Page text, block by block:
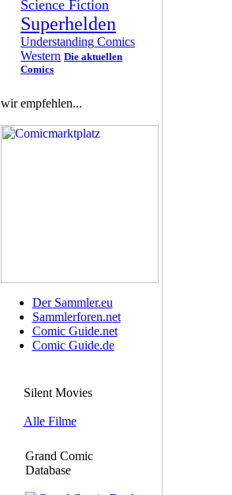
Science Fiction
Superhelden
Understanding Comics
Western Die aktuellen
Comics
wir empfehlen...
Der Sammler.eu
Sammlerforen.net
Comic Guide.net
Comic Guide.de
Silent Movies
Alle Filme
Grand Comic
Database